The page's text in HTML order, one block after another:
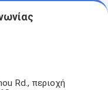
Rd., περιοχή